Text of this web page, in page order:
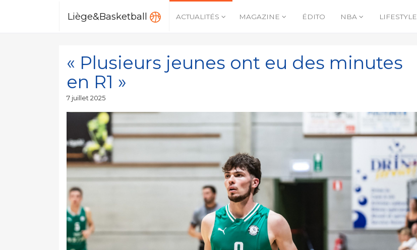
Liège&Basketball ACTUALITÉS MAGAZINE ÉDITO NBA LIFESTYLE
« Plusieurs jeunes ont eu des minutes
en R1 »
Publié
7 juillet 2025